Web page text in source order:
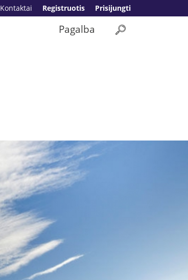
Prisijungti
Registruotis
Kontaktai
Pagalba